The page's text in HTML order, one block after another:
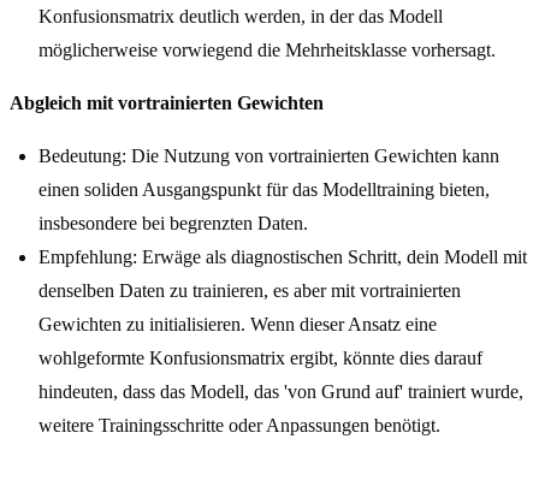
Konfusionsmatrix deutlich werden, in der das Modell
möglicherweise vorwiegend die Mehrheitsklasse vorhersagt.
Abgleich mit vortrainierten Gewichten
Bedeutung: Die Nutzung von vortrainierten Gewichten kann
einen soliden Ausgangspunkt für das Modelltraining bieten,
insbesondere bei begrenzten Daten.
Empfehlung: Erwäge als diagnostischen Schritt, dein Modell mit
denselben Daten zu trainieren, es aber mit vortrainierten
Gewichten zu initialisieren. Wenn dieser Ansatz eine
wohlgeformte Konfusionsmatrix ergibt, könnte dies darauf
hindeuten, dass das Modell, das 'von Grund auf' trainiert wurde,
weitere Trainingsschritte oder Anpassungen benötigt.